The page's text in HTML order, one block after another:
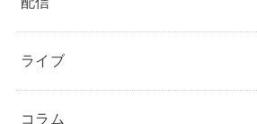
ライブ
コラム